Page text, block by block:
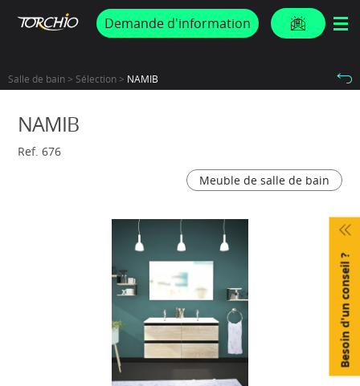
PROMOS & ACTUSDemande d'information
Salle de bain > Sélection > NAMIB
Besoin d'un conseil ?
NAMIB
Ref. 676
Meuble de salle de bain